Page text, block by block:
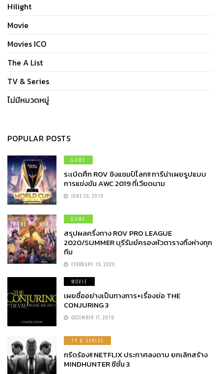
Hilight
Movie
Movies ICO
The A List
TV & Series
ไม่มีหมวดหมู่
POPULAR POSTS
GAME
ระเบิดศึก ROV ชิงแชมป์โลก!! การีน่าเผยรูปแบบ
การแข่งขัน AWC 2019 ที่เวียดนาม
JUNE 26, 2019
GAME
สรุปผลครึ่งทาง ROV PRO LEAGUE
2020/SUMMER บุรีรัมย์ครองหัวตารางทิ้งห่างทุก
ทีม
FEBRUARY 19, 2020
MOVIE
เผยชื่ออย่างเป็นทางการ+เรื่องย่อ THE
CONJURING 3
DECEMBER 17, 2019
TV & SERIES
กรีดร้อง!! NETFLIX ประกาศลงดาบ ยกเลิกสร้าง
MINDHUNTER ซีซั่น 3